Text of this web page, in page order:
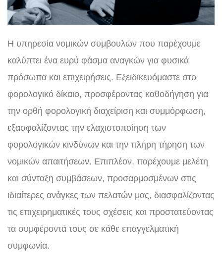
Η υπηρεσία νομικών συμβουλών που παρέχουμε
καλύπτει ένα ευρύ φάσμα αναγκών για φυσικά
πρόσωπα και επιχειρήσεις. Εξειδικευόμαστε στο
φορολογικό δίκαιο, προσφέροντας καθοδήγηση για
την ορθή φορολογική διαχείριση και συμμόρφωση,
εξασφαλίζοντας την ελαχιστοποίηση των
φορολογικών κινδύνων και την πλήρη τήρηση των
νομικών απαιτήσεων. Επιπλέον, παρέχουμε μελέτη
και σύνταξη συμβάσεων, προσαρμοσμένων στις
ιδιαίτερες ανάγκες των πελατών μας, διασφαλίζοντας
τις επιχειρηματικές τους σχέσεις και προστατεύοντας
τα συμφέροντά τους σε κάθε επαγγελματική
συμφωνία.